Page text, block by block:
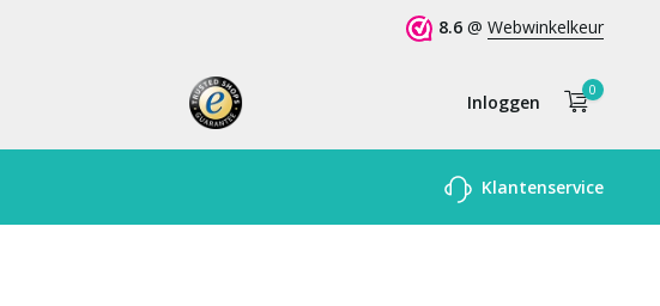
8.6 @ Webwinkelkeur
Inloggen
Account
0
Klantenservice